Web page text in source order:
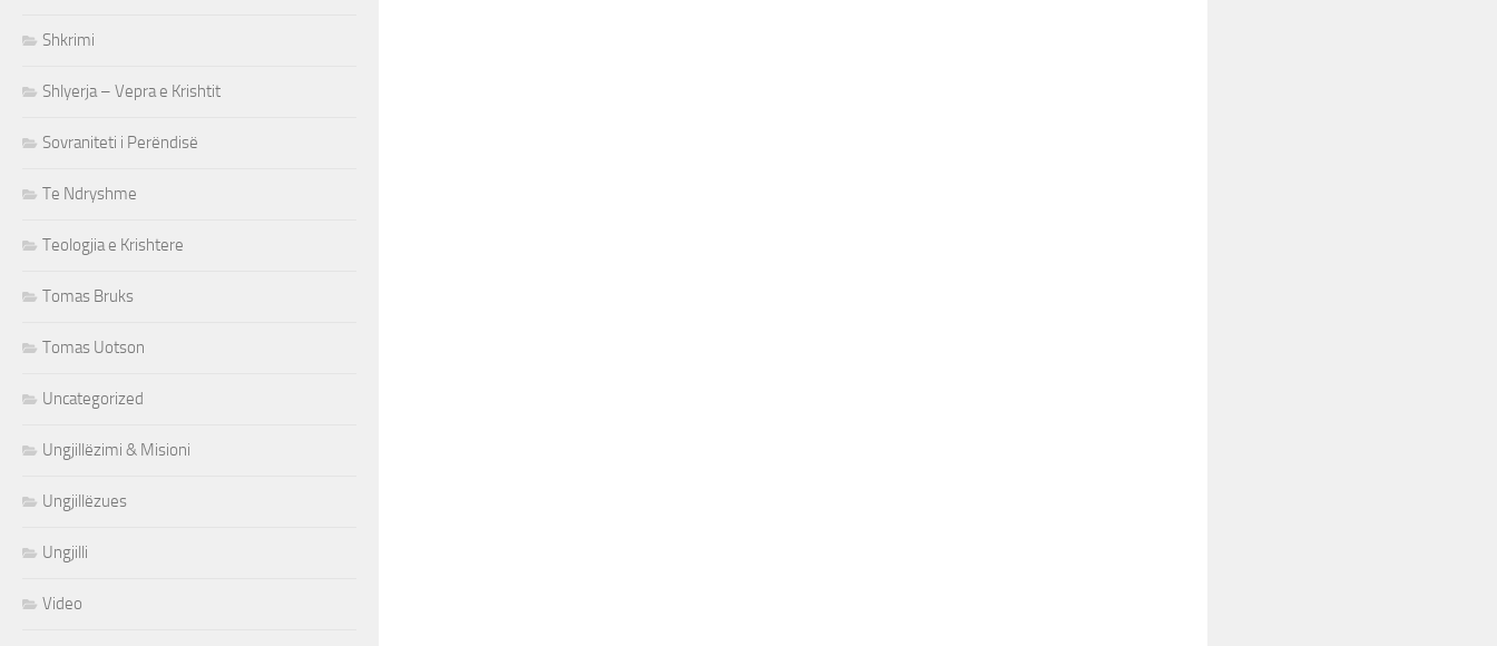
Shkrimi
Shlyerja – Vepra e Krishtit
Sovraniteti i Perëndisë
Te Ndryshme
Teologjia e Krishtere
Tomas Bruks
Tomas Uotson
Uncategorized
Ungjillëzimi & Misioni
Ungjillëzues
Ungjilli
Video